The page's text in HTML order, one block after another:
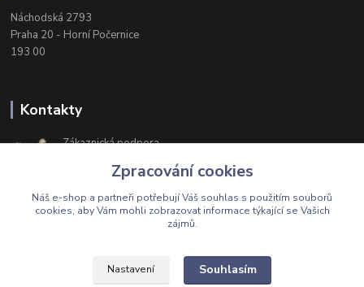
Náchodská 2793
Praha 20 - Horní Počernice
193 00
Kontakty
Zákaznická podpora
+420 603 174 975
Po-Čt, 8-16 hod. Pá 8-14 hod.
Upravit sběr cookies.
Zpracování cookies
Náš e-shop a partneři potřebují Váš souhlas s použitím souborů
cookies, aby Vám mohli zobrazovat informace týkající se Vašich
zájmů.
Nastavení Souhlasím